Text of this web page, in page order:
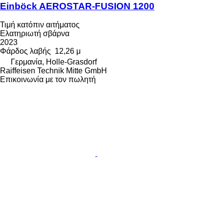
Einböck AEROSTAR-FUSION 1200
Τιμή κατόπιν αιτήματος
Ελατηριωτή σβάρνα
2023
Φάρδος λαβής 12,26 μ
Γερμανία, Holle-Grasdorf
Raiffeisen Technik Mitte GmbH
Επικοινωνία με τον πωλητή